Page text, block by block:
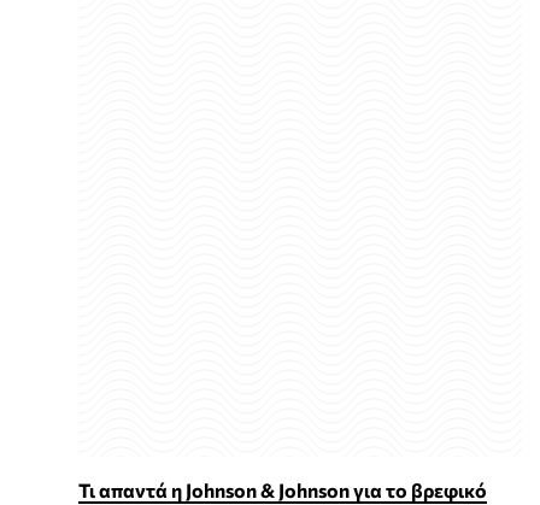
Τι απαντά η Johnson & Johnson για το βρεφικό